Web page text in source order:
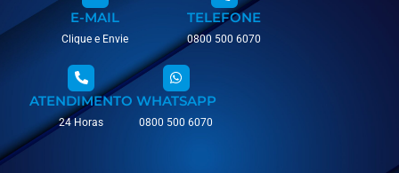
E-MAIL
Clique e Envie
TELEFONE
0800 500 6070
ATENDIMENTO
24 Horas
WHATSAPP
0800 500 6070